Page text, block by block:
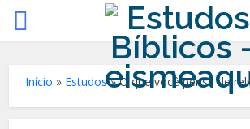
Início » Estudos»O que você pensa de